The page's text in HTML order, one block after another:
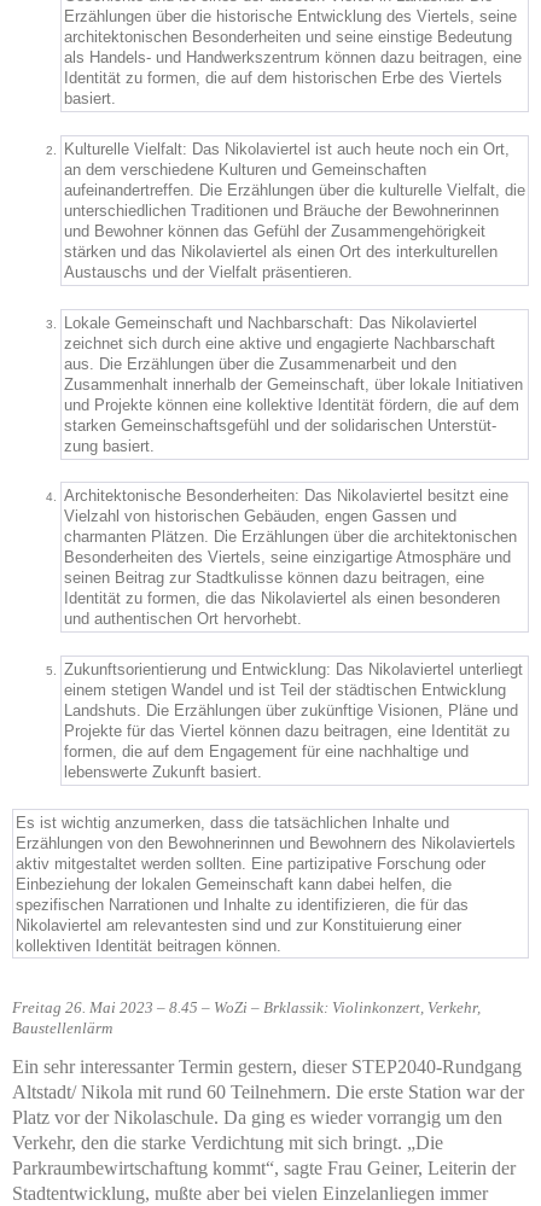
Erzählungen über die historische Entwicklung des Viertels, seine
architektonischen Besonderheiten und seine einstige Bedeutung
als Handels- und Handwerkszentrum können dazu beitragen, eine
Identität zu formen, die auf dem historischen Erbe des Viertels
basiert.
Kulturelle Vielfalt: Das Nikolaviertel ist auch heute noch ein Ort,
an dem verschiedene Kulturen und Gemeinschaften
aufeinandertreffen. Die Erzählungen über die kulturelle Vielfalt, die
unterschiedlichen Traditionen und Bräuche der Bewohnerinnen
und Bewohner können das Gefühl der Zusammengehörigkeit
stärken und das Nikolaviertel als einen Ort des interkulturellen
Austauschs und der Vielfalt präsentieren.
Lokale Gemeinschaft und Nachbarschaft: Das Nikolaviertel
zeichnet sich durch eine aktive und engagierte Nachbarschaft
aus. Die Erzählungen über die Zusammenarbeit und den
Zusammenhalt innerhalb der Gemeinschaft, über lokale Initiativen
und Projekte können eine kollektive Identität fördern, die auf dem
starken Gemeinschaftsgefühl und der solidarischen Unterstüt-
zung basiert.
Architektonische Besonderheiten: Das Nikolaviertel besitzt eine
Vielzahl von historischen Gebäuden, engen Gassen und
charmanten Plätzen. Die Erzählungen über die architektonischen
Besonderheiten des Viertels, seine einzigartige Atmosphäre und
seinen Beitrag zur Stadtkulisse können dazu beitragen, eine
Identität zu formen, die das Nikolaviertel als einen besonderen
und authentischen Ort hervorhebt.
Zukunftsorientierung und Entwicklung: Das Nikolaviertel unterliegt
einem stetigen Wandel und ist Teil der städtischen Entwicklung
Landshuts. Die Erzählungen über zukünftige Visionen, Pläne und
Projekte für das Viertel können dazu beitragen, eine Identität zu
formen, die auf dem Engagement für eine nachhaltige und
lebenswerte Zukunft basiert.
Es ist wichtig anzumerken, dass die tatsächlichen Inhalte und
Erzählungen von den Bewohnerinnen und Bewohnern des Nikolaviertels
aktiv mitgestaltet werden sollten. Eine partizipative Forschung oder
Einbeziehung der lokalen Gemeinschaft kann dabei helfen, die
spezifischen Narrationen und Inhalte zu identifizieren, die für das
Nikolaviertel am relevantesten sind und zur Konstituierung einer
kollektiven Identität beitragen können.
Freitag 26. Mai 2023 – 8.45 – WoZi – Brklassik: Violinkonzert, Verkehr,
Baustellenlärm
Ein sehr interessanter Termin gestern, dieser STEP2040-Rundgang
Altstadt/ Nikola mit rund 60 Teilnehmern. Die erste Station war der
Platz vor der Nikolaschule. Da ging es wieder vorrangig um den
Verkehr, den die starke Verdichtung mit sich bringt. „Die
Parkraumbewirtschaftung kommt“, sagte Frau Geiner, Leiterin der
Stadtentwicklung, mußte aber bei vielen Einzelanliegen immer